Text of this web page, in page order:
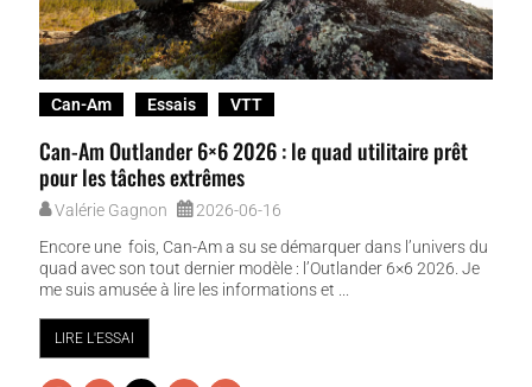
Can-Am Essais VTT
Can-Am Outlander 6×6 2026 : le quad utilitaire prêt
pour les tâches extrêmes
Valérie Gagnon
2026-06-16
Encore une fois, Can-Am a su se démarquer dans l’univers du
quad avec son tout dernier modèle : l’Outlander 6×6 2026. Je
me suis amusée à lire les informations et ...
LIRE L'ESSAI